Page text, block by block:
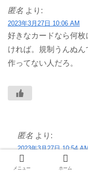
匿名 より:
2023年3月27日 10:06 AM
好きなカードなら何
ければ。規制うんぬ
作ってない人だろ。
匿名 より:
2023年3月27日 10:54
なんなら制限にな
メニュー ホーム